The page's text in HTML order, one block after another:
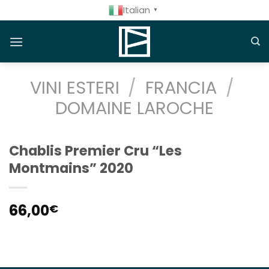
ai
contenuti
Italian ▼
VINI ESTERI / FRANCIA /
DOMAINE LAROCHE
Chablis Premier Cru “Les
Montmains” 2020
66,00€